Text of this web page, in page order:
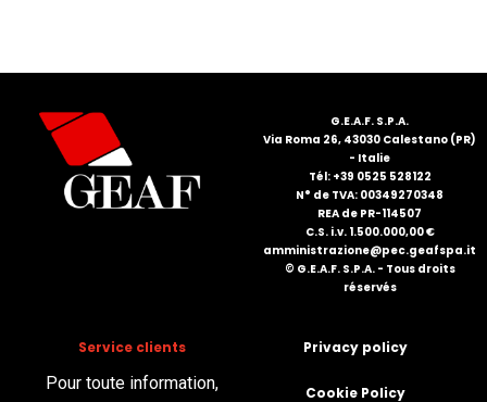
G.E.A.F. S.P.A.
Via Roma 26, 43030 Calestano (PR)
- Italie
Tél: +39 0525 528122
N° de TVA: 00349270348
REA de PR-114507
C.S. i.v. 1.500.000,00 €
amministrazione@pec.geafspa.it
© G.E.A.F. S.P.A. - Tous droits
réservés
Service clients
Pour toute information,
Privacy policy
Cookie Policy